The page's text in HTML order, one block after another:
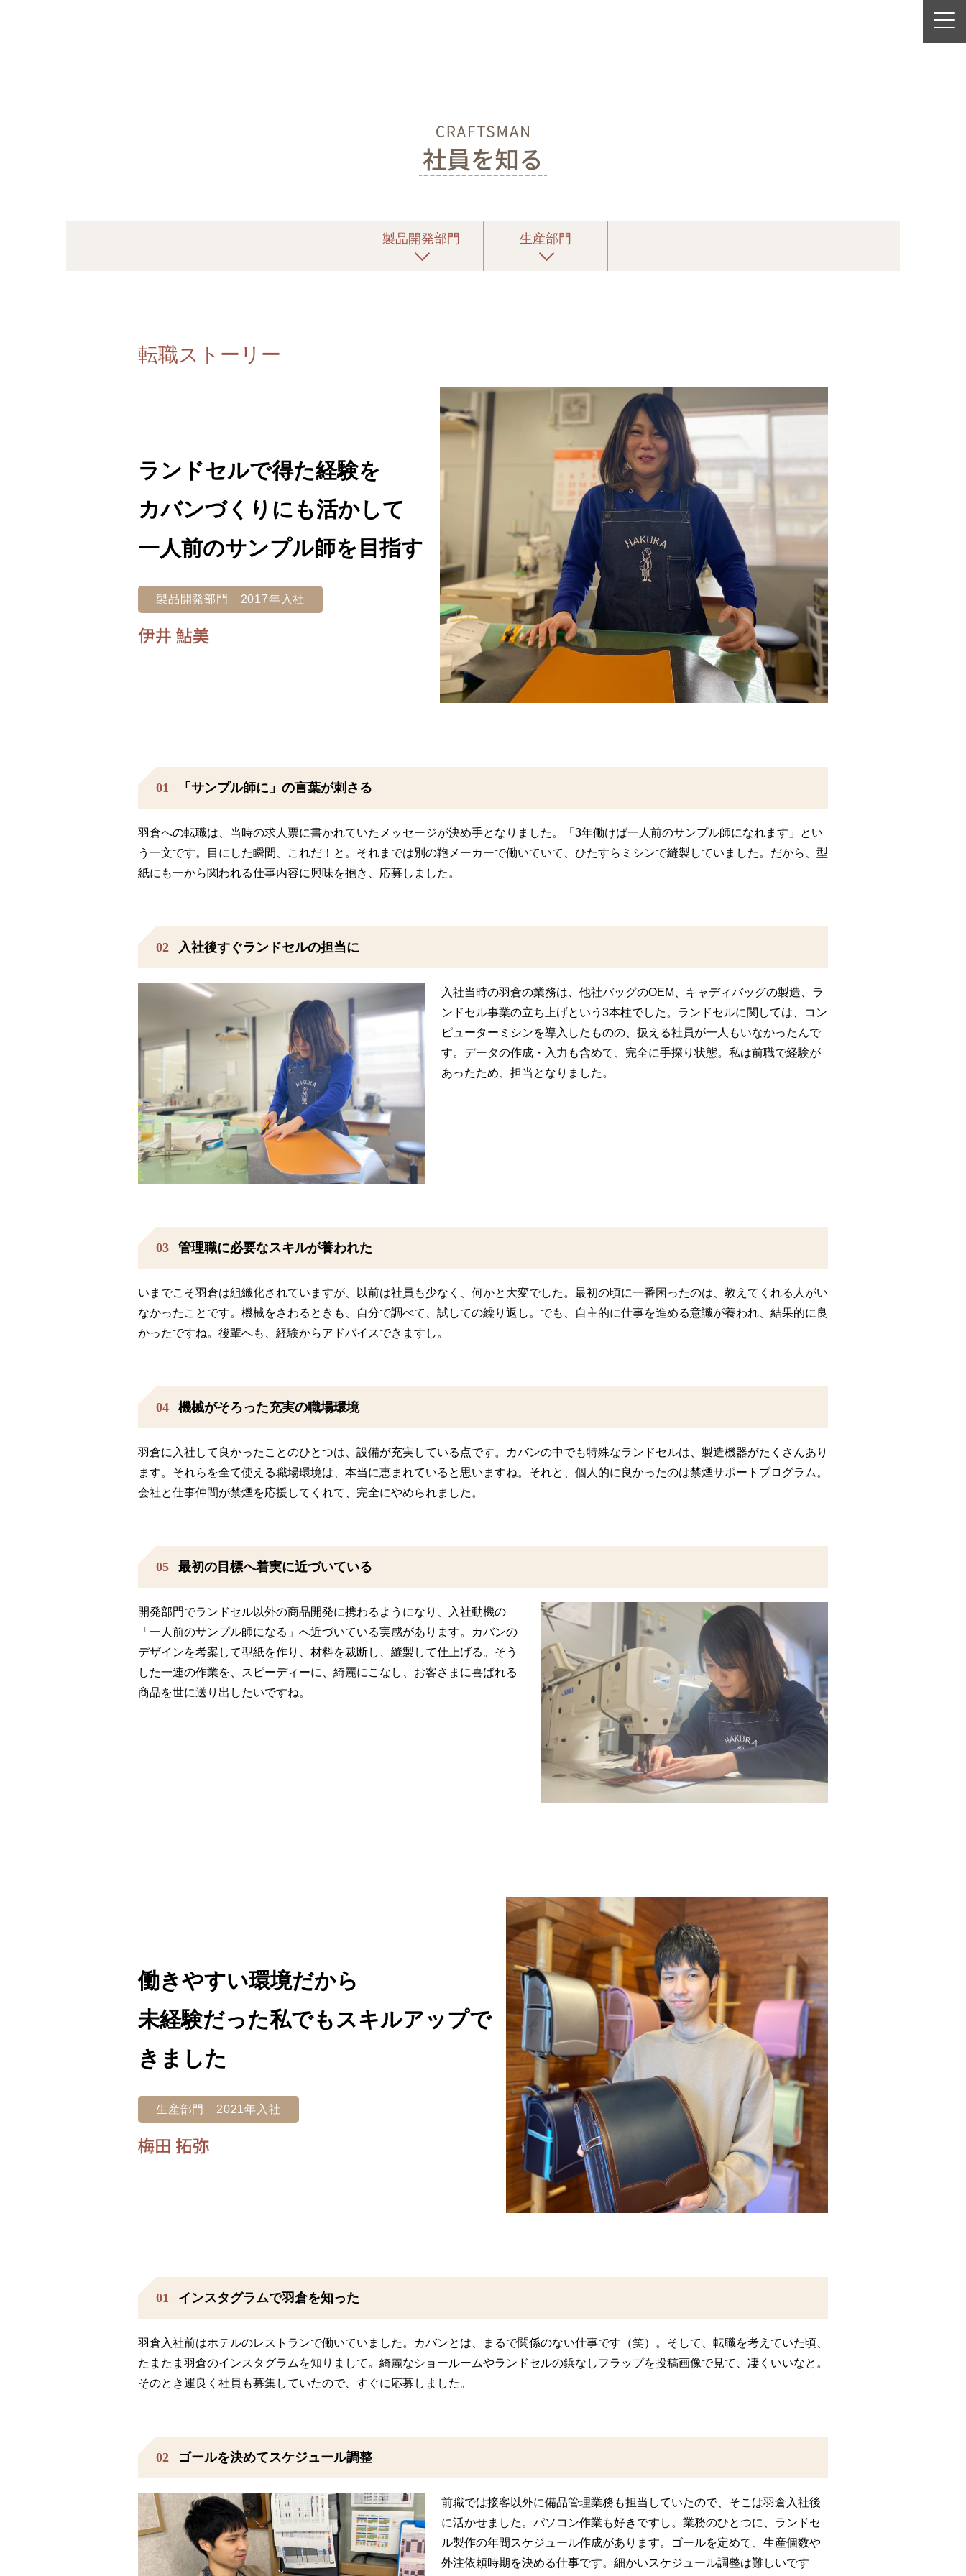
製品開発部門 生産部門
転職ストーリー
ランドセルで得た経験を
カバンづくりにも活かして
一人前のサンプル師を目指す
製品開発部門 2017年入社
01 「サンプル師に」の言葉が刺さる
羽倉への転職は、当時の求人票に書かれていたメッセージが決め手となりました。「3年働けば一人前のサンプル師になれます」とい
う一文です。目にした瞬間、これだ！と。それまでは別の鞄メーカーで働いていて、ひたすらミシンで縫製していました。だから、型
紙にも一から関われる仕事内容に興味を抱き、応募しました。
02 入社後すぐランドセルの担当に
入社当時の羽倉の業務は、他社バッグのOEM、キャディバッグの製造、ラ
ンドセル事業の立ち上げという3本柱でした。ランドセルに関しては、コン
ピューターミシンを導入したものの、扱える社員が一人もいなかったんで
す。データの作成・入力も含めて、完全に手探り状態。私は前職で経験が
あったため、担当となりました。
03 管理職に必要なスキルが養われた
いまでこそ羽倉は組織化されていますが、以前は社員も少なく、何かと大変でした。最初の頃に一番困ったのは、教えてくれる人がい
なかったことです。機械をさわるときも、自分で調べて、試しての繰り返し。でも、自主的に仕事を進める意識が養われ、結果的に良
かったですね。後輩へも、経験からアドバイスできますし。
04 機械がそろった充実の職場環境
羽倉に入社して良かったことのひとつは、設備が充実している点です。カバンの中でも特殊なランドセルは、製造機器がたくさんあり
ます。それらを全て使える職場環境は、本当に恵まれていると思いますね。それと、個人的に良かったのは禁煙サポートプログラム。
会社と仕事仲間が禁煙を応援してくれて、完全にやめられました。
05 最初の目標へ着実に近づいている
開発部門でランドセル以外の商品開発に携わるようになり、入社動機の
「一人前のサンプル師になる」へ近づいている実感があります。カバンの
デザインを考案して型紙を作り、材料を裁断し、縫製して仕上げる。そう
した一連の作業を、スピーディーに、綺麗にこなし、お客さまに喜ばれる
商品を世に送り出したいですね。
働きやすい環境だから
未経験だった私でもスキルアップで
きました
生産部門 2021年入社
01 インスタグラムで羽倉を知った
羽倉入社前はホテルのレストランで働いていました。カバンとは、まるで関係のない仕事です（笑）。そして、転職を考えていた頃、
たまたま羽倉のインスタグラムを知りまして。綺麗なショールームやランドセルの鋲なしフラップを投稿画像で見て、凄くいいなと。
そのとき運良く社員も募集していたので、すぐに応募しました。
02 ゴールを決めてスケジュール調整
前職では接客以外に備品管理業務も担当していたので、そこは羽倉入社後
に活かせました。パソコン作業も好きですし。業務のひとつに、ランドセ
ル製作の年間スケジュール作成があります。ゴールを定めて、生産個数や
外注依頼時期を決める仕事です。細かいスケジュール調整は難しいです